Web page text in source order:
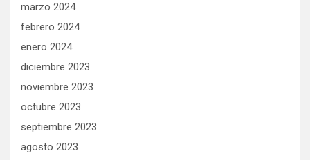
marzo 2024
febrero 2024
enero 2024
diciembre 2023
noviembre 2023
octubre 2023
septiembre 2023
agosto 2023